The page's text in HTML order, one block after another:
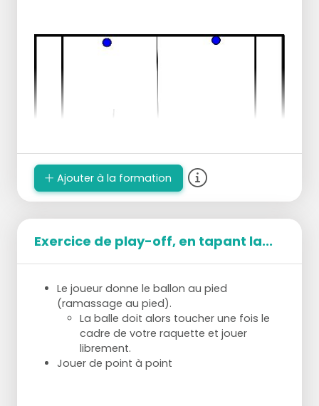
Ajouter à la formation
Exercice de play-off, en tapant la...
Le joueur donne le ballon au pied
(ramassage au pied).
La balle doit alors toucher une fois le
cadre de votre raquette et jouer
librement.
Jouer de point à point